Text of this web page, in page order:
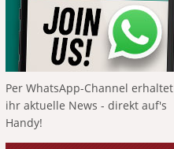
Per WhatsApp-Channel erhaltet
ihr aktuelle News - direkt auf's
Handy!